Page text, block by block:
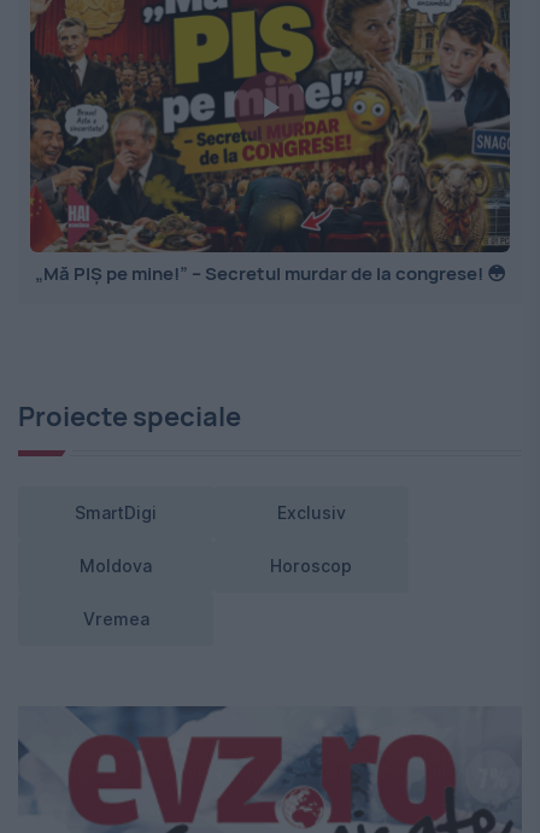
„Mă PIȘ pe mine!” – Secretul murdar de la congrese! 😳
Proiecte speciale
SmartDigi Exclusiv
Moldova Horoscop
Vremea